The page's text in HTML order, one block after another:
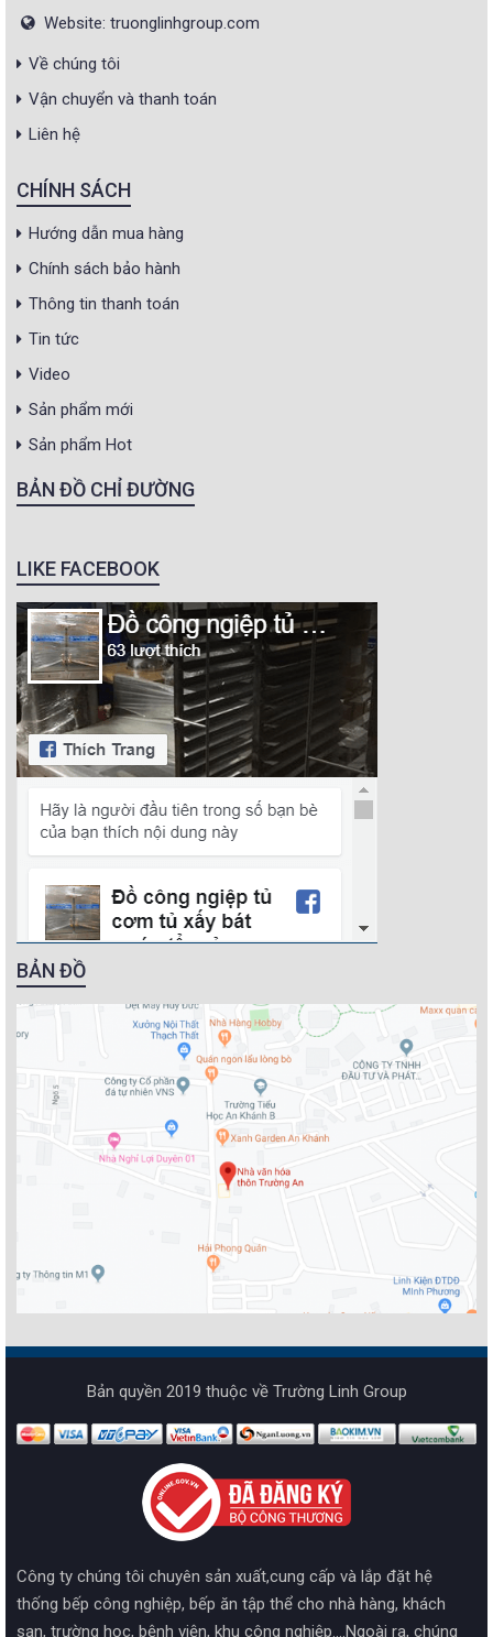
Website: truonglinhgroup.com
Về chúng tôi
Vận chuyển và thanh toán
Liên hệ
CHÍNH SÁCH
Hướng dẫn mua hàng
Chính sách bảo hành
Thông tin thanh toán
Tin tức
Video
Sản phẩm mới
Sản phẩm Hot
BẢN ĐỒ CHỈ ĐƯỜNG
LIKE FACEBOOK
BẢN ĐỒ
Bản quyền 2019 thuộc về Trường Linh Group
Công ty chúng tôi chuyên sản xuất,cung cấp và lắp đặt hệ
thống bếp công nghiệp, bếp ăn tập thể cho nhà hàng, khách
sạn, trường học, bệnh viện, khu công nghiệp....Ngoài ra, chúng